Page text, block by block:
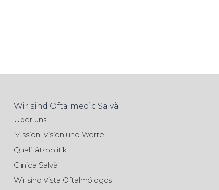
Wir sind Oftalmedic Salvà
Über uns
Mission, Vision und Werte
Qualitätspolitik
Clínica Salvà
Wir sind Vista Oftalmólogos